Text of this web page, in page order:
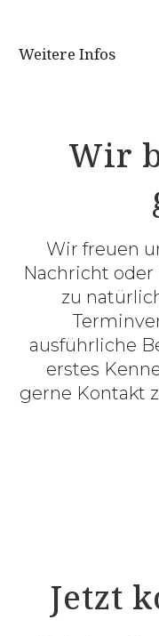
Weitere Infos
Wir
Wir freuen
Nachricht oder
zu
ausführliche
erstes
gerne Kontakt
Jetzt